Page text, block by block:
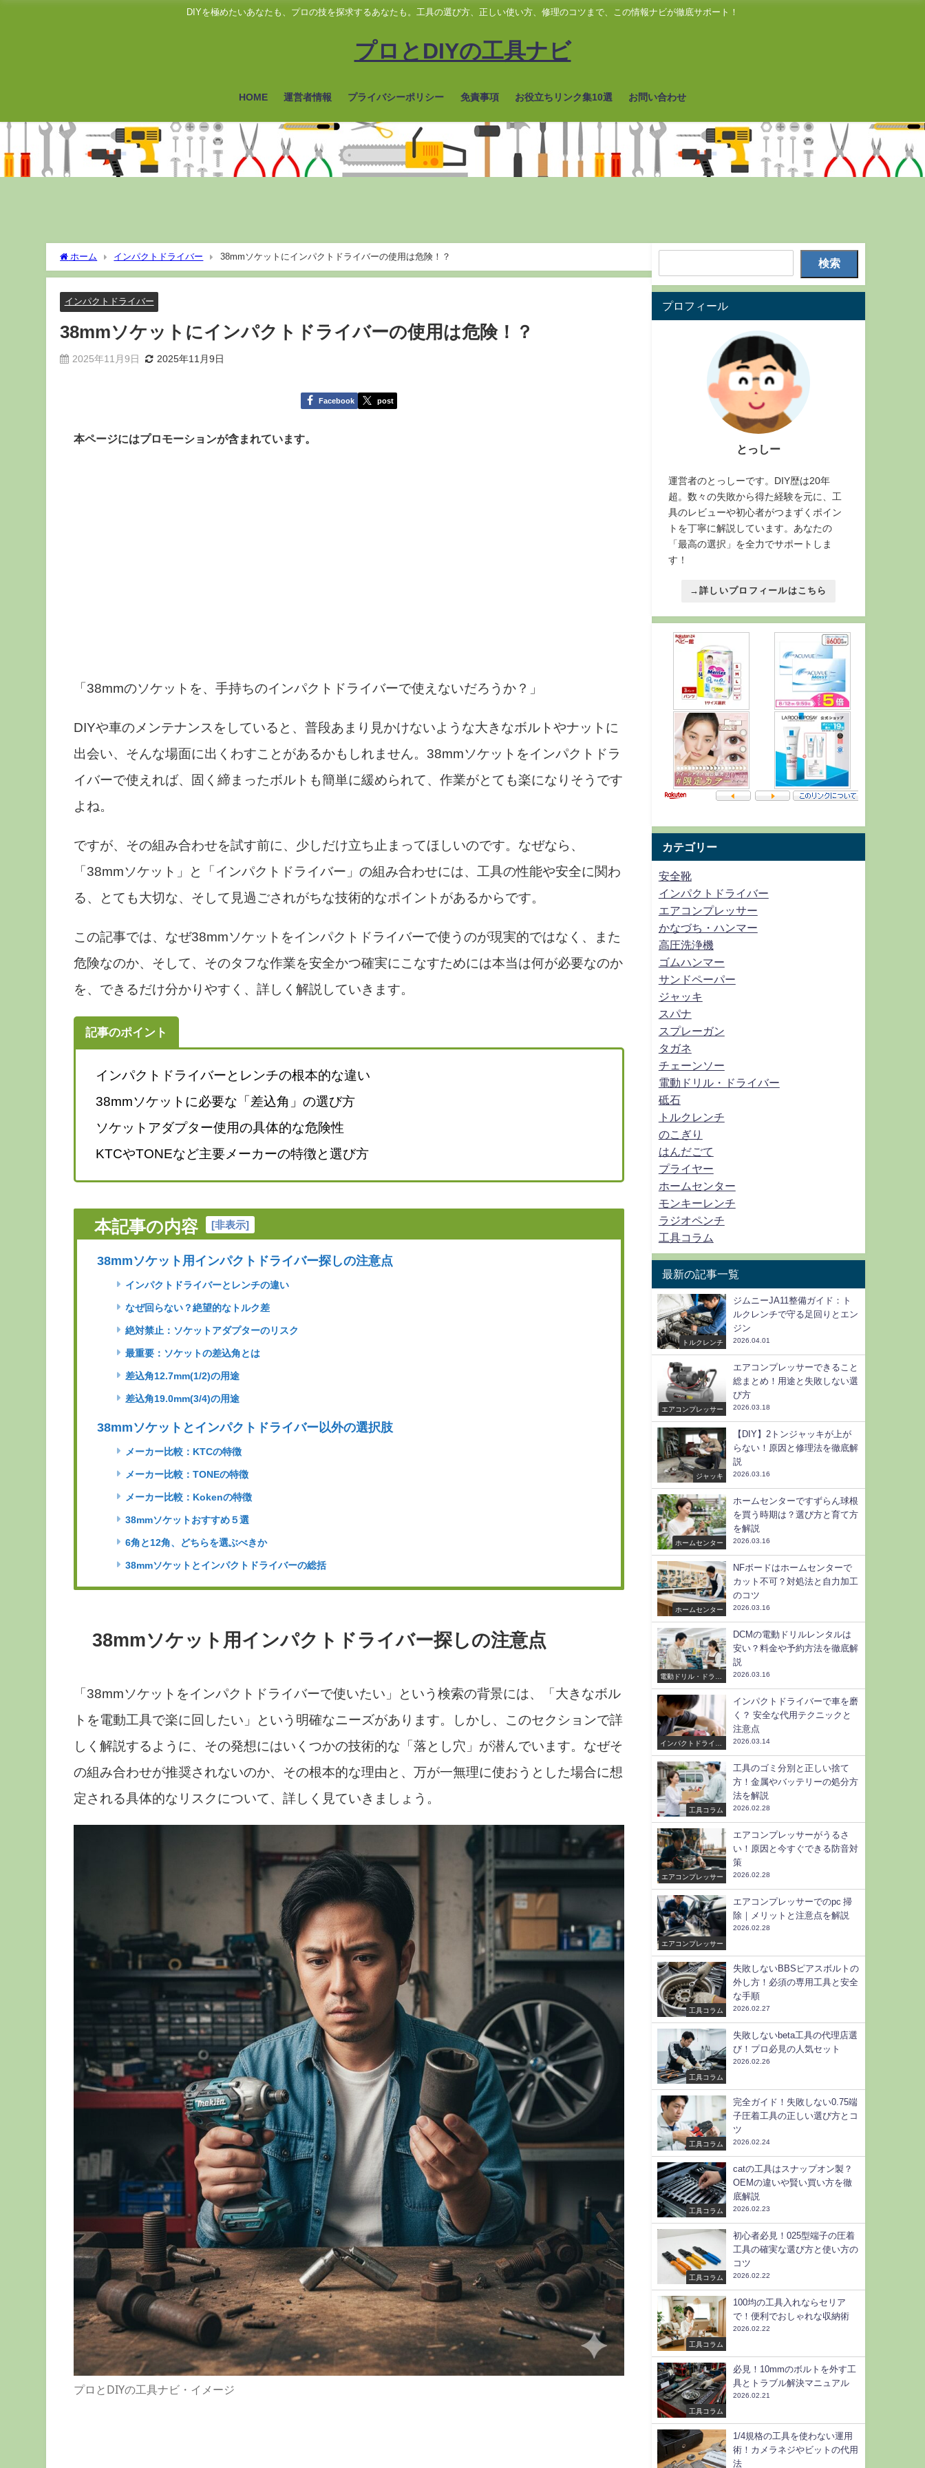
DIYを極めたいあなたも、プロの技を探求するあなたも。工具の選び方、正しい使い方、修理のコツまで、この情報ナビが徹底サポート！
プロとDIYの工具ナビ
HOME 運営者情報 プライバシーポリシー 免責事項 お役立ちリンク集10選 お問い合わせ
ホーム インパクトドライバー 38mmソケットにインパクトドライバーの使用は危険！？
インパクトドライバー
38mmソケットにインパクトドライバーの使用は危険！？
2025年11月9日 2025年11月9日
Facebook post
本ページにはプロモーションが含まれています。
「38mmのソケットを、手持ちのインパクトドライバーで使えないだろうか？」
DIYや車のメンテナンスをしていると、普段あまり見かけないような大きなボルトやナットに
出会い、そんな場面に出くわすことがあるかもしれません。38mmソケットをインパクトドラ
イバーで使えれば、固く締まったボルトも簡単に緩められて、作業がとても楽になりそうです
よね。
ですが、その組み合わせを試す前に、少しだけ立ち止まってほしいのです。なぜなら、
「38mmソケット」と「インパクトドライバー」の組み合わせには、工具の性能や安全に関わ
る、とても大切な、そして見過ごされがちな技術的なポイントがあるからです。
この記事では、なぜ38mmソケットをインパクトドライバーで使うのが現実的ではなく、また
危険なのか、そして、そのタフな作業を安全かつ確実にこなすためには本当は何が必要なのか
を、できるだけ分かりやすく、詳しく解説していきます。
記事のポイント
インパクトドライバーとレンチの根本的な違い
38mmソケットに必要な「差込角」の選び方
ソケットアダプター使用の具体的な危険性
KTCやTONEなど主要メーカーの特徴と選び方
本記事の内容 [非表示]
38mmソケット用インパクトドライバー探しの注意点
インパクトドライバーとレンチの違い
なぜ回らない？絶望的なトルク差
絶対禁止：ソケットアダプターのリスク
最重要：ソケットの差込角とは
差込角12.7mm(1/2)の用途
差込角19.0mm(3/4)の用途
38mmソケットとインパクトドライバー以外の選択肢
メーカー比較：KTCの特徴
メーカー比較：TONEの特徴
メーカー比較：Kokenの特徴
38mmソケットおすすめ５選
6角と12角、どちらを選ぶべきか
38mmソケットとインパクトドライバーの総括
38mmソケット用インパクトドライバー探しの注意点
「38mmソケットをインパクトドライバーで使いたい」という検索の背景には、「大きなボル
トを電動工具で楽に回したい」という明確なニーズがあります。しかし、このセクションで詳
しく解説するように、その発想にはいくつかの技術的な「落とし穴」が潜んでいます。なぜそ
の組み合わせが推奨されないのか、その根本的な理由と、万が一無理に使おうとした場合に想
定される具体的なリスクについて、詳しく見ていきましょう。
プロとDIYの工具ナビ・イメージ
検索
プロフィール
とっしー
運営者のとっしーです。DIY歴は20年
超。数々の失敗から得た経験を元に、工
具のレビューや初心者がつまずくポイン
トを丁寧に解説しています。あなたの
「最高の選択」を全力でサポートしま
す！
→詳しいプロフィールはこちら
カテゴリー
安全靴
インパクトドライバー
エアコンプレッサー
かなづち・ハンマー
高圧洗浄機
ゴムハンマー
サンドペーパー
ジャッキ
スパナ
スプレーガン
タガネ
チェーンソー
電動ドリル・ドライバー
砥石
トルクレンチ
のこぎり
はんだごて
プライヤー
ホームセンター
モンキーレンチ
ラジオペンチ
工具コラム
最新の記事一覧
トルクレンチ
ジムニーJA11整備ガイド：ト
ルクレンチで守る足回りとエン
ジン
2026.04.01
エアコンプレッサー
エアコンプレッサーできること
総まとめ！用途と失敗しない選
び方
2026.03.18
ジャッキ
【DIY】2トンジャッキが上が
らない！原因と修理法を徹底解
説
2026.03.16
ホームセンター
ホームセンターですずらん球根
を買う時期は？選び方と育て方
を解説
2026.03.16
ホームセンター
NFボードはホームセンターで
カット不可？対処法と自力加工
のコツ
2026.03.16
電動ドリル・ドライ
DCMの電動ドリルレンタルは
安い？料金や予約方法を徹底解
説
2026.03.16
インパクトドライバ
インパクトドライバーで車を磨
く？ 安全な代用テクニックと
注意点
2026.03.14
工具コラム
工具のゴミ分別と正しい捨て
方！金属やバッテリーの処分方
法を解説
2026.02.28
エアコンプレッサー
エアコンプレッサーがうるさ
い！原因と今すぐできる防音対
策
2026.02.28
エアコンプレッサー
エアコンプレッサーでのpc 掃
除｜メリットと注意点を解説
2026.02.28
工具コラム
失敗しないBBSピアスボルトの
外し方！必須の専用工具と安全
な手順
2026.02.27
工具コラム
失敗しないbeta工具の代理店選
び！プロ必見の人気セット
2026.02.26
工具コラム
完全ガイド！失敗しない0.75端
子圧着工具の正しい選び方とコ
ツ
2026.02.24
工具コラム
catの工具はスナップオン製？
OEMの違いや賢い買い方を徹
底解説
2026.02.23
工具コラム
初心者必見！025型端子の圧着
工具の確実な選び方と使い方の
コツ
2026.02.22
工具コラム
100均の工具入れならセリア
で！便利でおしゃれな収納術
2026.02.22
工具コラム
必見！10mmのボルトを外す工
具とトラブル解決マニュアル
2026.02.21
1/4規格の工具を使わない運用
術！カメラネジやビットの代用
法